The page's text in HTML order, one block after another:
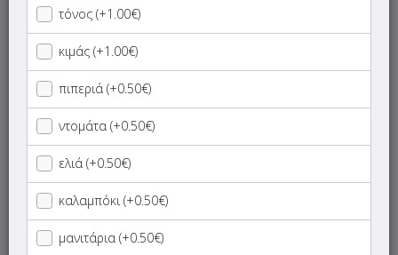
Ζυμαρικά
Κρεατικά
Σαλάτες
Snacks
Αναψυκτικά
τόνος (+1.00€)
κιμάς (+1.00€)
πιπεριά (+0.50€)
ντομάτα (+0.50€)
ελιά (+0.50€)
καλαμπόκι (+0.50€)
μανιτάρια (+0.50€)